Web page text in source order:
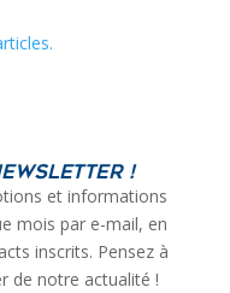
!
et informations
mois par e-mail, en
inscrits. Pensez à
de notre actualité !